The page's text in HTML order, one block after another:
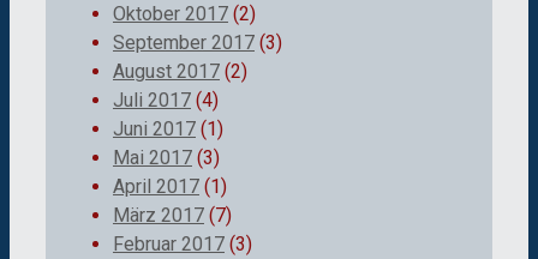
Oktober 2017 (2)
September 2017 (3)
August 2017 (2)
Juli 2017 (4)
Juni 2017 (1)
Mai 2017 (3)
April 2017 (1)
März 2017 (7)
Februar 2017 (3)